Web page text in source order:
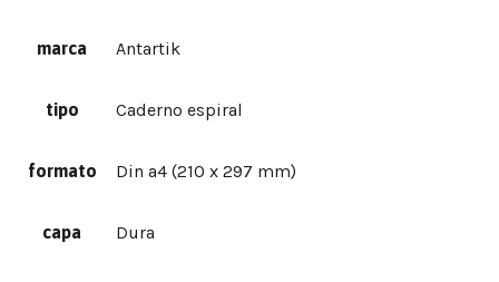
marca Antartik
tipo Caderno espiral
formato Din a4 (210 x 297 mm)
capa Dura